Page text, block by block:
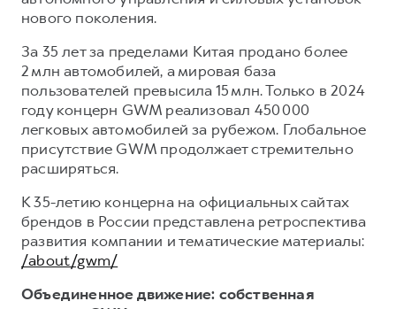
нового поколения.
За 35 лет за пределами Китая продано более
2 млн автомобилей, а мировая база
пользователей превысила 15 млн. Только в 2024
году концерн GWM реализовал 450 000
легковых автомобилей за рубежом. Глобальное
присутствие GWM продолжает стремительно
расширяться.
К 35-летию концерна на официальных сайтах
брендов в России представлена ретроспектива
развития компании и тематические материалы:
/about/gwm/
Объединенное движение: собственная